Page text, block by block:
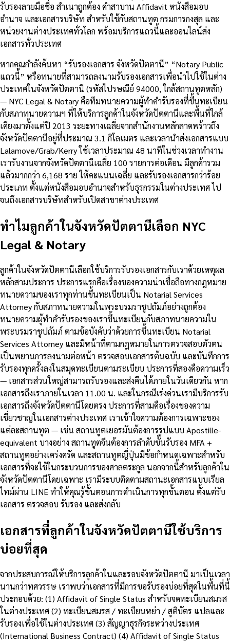
รับรองลายมือชื่อ สำเนาถูกต้อง คำสาบาน Affidavit หนังสือมอบ
อำนาจ และเอกสารบริษัท สำหรับใช้กับสถานทูต กรมการกงสุล และ
หน่วยงานต่างประเทศทั่วโลก พร้อมบริการแถวนี้และออนไลน์ส่ง
เอกสารทั่วประเทศ
หากคุณกำลังค้นหา “รับรองเอกสาร จังหวัดปัตตานี” “Notary Public
แถวนี้” หรือทนายที่สามารถลงนามรับรองเอกสารเพื่อนำไปใช้ในต่าง
ประเทศในจังหวัดปัตตานี (รหัสไปรษณีย์ 94000, ใกล้สถานทูตหลัก)
— NYC Legal & Notary คือทีมทนายความผู้ทำคำรับรองที่ขึ้นทะเบียน
กับสภาทนายความฯ ที่ให้บริการลูกค้าในจังหวัดปัตตานีและพื้นที่ใกล้
เคียงมาตั้งแต่ปี 2013 ระยะทางเฉลี่ยจากสำนักงานหลักลาดพร้าวถึง
จังหวัดปัตตานีอยู่ที่ประมาณ 3.1 กิโลเมตร และเวลานำส่งเอกสารแบบ
Lalamove/Grab/Kerry ใช้เวลาประมาณ 48 นาทีในช่วงเวลาทำงาน
เรารับงานจากจังหวัดปัตตานีเฉลี่ย 100 รายการต่อเดือน มีลูกค้ารวม
แล้วมากกว่า 6,168 ราย ให้คะแนนเฉลี่ย และรับรองเอกสารกว่าร้อย
ประเภท ตั้งแต่หนังสือมอบอำนาจสำหรับธุรกรรมในต่างประเทศ ไป
จนถึงเอกสารบริษัทสำหรับเปิดสาขาต่างประเทศ
ทำไมลูกค้าในจังหวัดปัตตานีเลือก NYC
Legal & Notary
ลูกค้าในจังหวัดปัตตานีเลือกใช้บริการรับรองเอกสารกับเราด้วยเหตุผล
หลักสามประการ ประการแรกคือเรื่องของความน่าเชื่อถือทางกฎหมาย
ทนายความของเราทุกท่านขึ้นทะเบียนเป็น Notarial Services
Attorney กับสภาทนายความในพระบรมราชูปถัมภ์อย่างถูกต้อง
ทนายความผู้ทำคำรับรองของเราขึ้นทะเบียนกับสภาทนายความใน
พระบรมราชูปถัมภ์ ตามข้อบังคับว่าด้วยการขึ้นทะเบียน Notarial
Services Attorney และมีหน้าที่ตามกฎหมายในการตรวจสอบตัวตน
เป็นพยานการลงนามต่อหน้า ตรวจสอบเอกสารต้นฉบับ และบันทึกการ
รับรองทุกครั้งลงในสมุดทะเบียนตามระเบียบ ประการที่สองคือความเร็ว
— เอกสารส่วนใหญ่สามารถรับรองและส่งคืนได้ภายในวันเดียวกัน หาก
เอกสารถึงเราภายในเวลา 11.00 น. และในกรณีเร่งด่วนเรามีบริการรับ
เอกสารถึงจังหวัดปัตตานีโดยตรง ประการที่สามคือเรื่องของความ
เชี่ยวชาญในเอกสารต่างประเทศ เราเข้าใจความต้องการเฉพาะของ
แต่ละสถานทูต — เช่น สถานทูตเยอรมันต้องการรูปแบบ Apostille-
equivalent บางอย่าง สถานทูตจีนต้องการลำดับขั้นรับรอง MFA +
สถานทูตอย่างเคร่งครัด และสถานทูตญี่ปุ่นมีข้อกำหนดเฉพาะสำหรับ
เอกสารที่จะใช้ในกระบวนการของศาลตระกูล นอกจากนี้สำหรับลูกค้าใน
จังหวัดปัตตานีโดยเฉพาะ เรามีระบบติดตามสถานะเอกสารแบบเรียล
ไทม์ผ่าน LINE ทำให้คุณรู้ขั้นตอนการดำเนินการทุกขั้นตอน ตั้งแต่รับ
เอกสาร ตรวจสอบ รับรอง และส่งกลับ
เอกสารที่ลูกค้าในจังหวัดปัตตานีใช้บริการ
บ่อยที่สุด
จากประสบการณ์ให้บริการลูกค้าในและรอบจังหวัดปัตตานี มาเป็นเวลา
นานกว่าทศวรรษ เราพบว่าเอกสารที่มีการขอรับรองบ่อยที่สุดในพื้นที่นี้
ประกอบด้วย: (1) Affidavit of Single Status สำหรับจดทะเบียนสมรส
ในต่างประเทศ (2) ทะเบียนสมรส / ทะเบียนหย่า / สูติบัตร แปลและ
รับรองเพื่อใช้ในต่างประเทศ (3) สัญญาธุรกิจระหว่างประเทศ
(International Business Contract) (4) Affidavit of Single Status